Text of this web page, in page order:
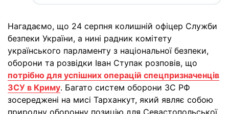
Нагадаємо, що 24 серпня колишній офіцер Служби
безпеки України, а нині радник комітету
українського парламенту з національної безпеки,
оборони та розвідки Іван Ступак розповів, що
потрібно для успішних операцій спецпризначенців
ЗСУ в Криму. Багато систем оборони ЗС РФ
зосереджені на мисі Тарханкут, який являє собою